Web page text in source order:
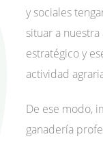
y sociales
situar a
estratégico y
actividad
De ese modo,
ganadería